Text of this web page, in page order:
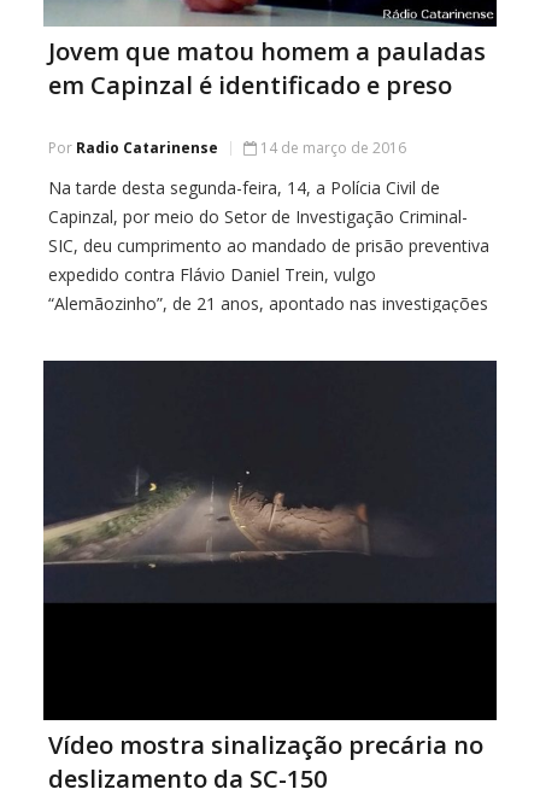
Jovem que matou homem a pauladas
em Capinzal é identificado e preso
Por Radio Catarinense 14 de março de 2016
Na tarde desta segunda-feira, 14, a Polícia Civil de
Capinzal, por meio do Setor de Investigação Criminal-
SIC, deu cumprimento ao mandado de prisão preventiva
expedido contra Flávio Daniel Trein, vulgo
“Alemãozinho”, de 21 anos, apontado nas investigações
Martinazzo, crime ocorrido na última sexta-feira (11) em
Vídeo mostra sinalização precária no
deslizamento da SC-150